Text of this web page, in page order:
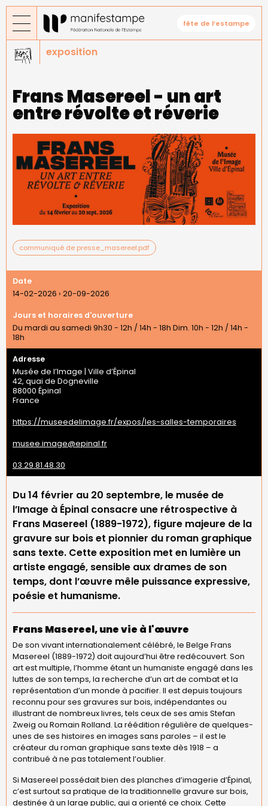
Aller
au
contenu
principal
fête de l’estampe
exposition
Frans Masereel - un art
entre révolte et réverie
communiqué de presse_masereel.pdf
Du 14 février au 20 septembre, le musée de
l’Image à Épinal consacre une rétrospective à
Frans Masereel (1889-1972), figure majeure de la
gravure sur bois et pionnier du roman graphique
sans texte. Cette exposition met en lumière un
artiste engagé, sensible aux drames de son
temps, dont l’œuvre mêle puissance expressive,
poésie et humanisme.
Frans Masereel, une vie à l'œuvre
De son vivant internationalement célébré, le Belge Frans
Masereel (1889-1972) doit aujourd’hui être redécouvert. Son
art est multiple, l’homme étant un humaniste engagé dans les
luttes de son temps, la recherche d’un art de combat et la
représentation d’un monde à pacifier. Il est depuis toujours
reconnu pour ses gravures sur bois, indépendantes ou
illustrant de nombreux livres, tels ceux de ses amis Stefan
Zweig ou Romain Rolland. La réédition régulière de quelques-
unes de ses histoires en images sans paroles – il est le
créateur du roman graphique sans texte dès 1918 – a
contribué à ne pas totalement l’oublier.
Si Masereel possédait bien des planches d’imagerie d’Épinal,
c’est surtout sa pratique de la traditionnelle gravure sur bois,
destinée à un large public, qui a orienté ce choix. Cette
Date
14-02-2026 › 20-09-2026
Jours et horaires d'ouverture
Du mardi au samedi 9h30 - 12h / 14h - 18h Dim. 10h - 12h / 14h -
18h
Adresse
Musée de l’Image | Ville d’Épinal
42, quai de Dogneville
88000 Épinal
France
https://museedelimage.fr/expos/les-salles-temporaires
musee.image@epinal.fr
03.29.81.48.30